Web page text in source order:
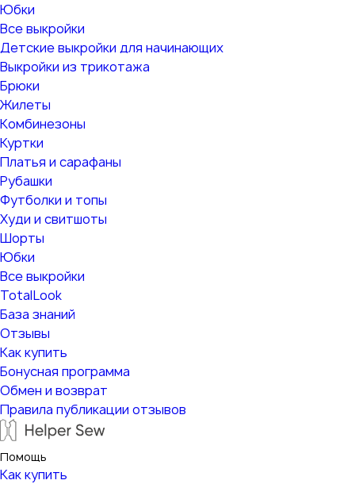
Юбки
Все выкройки
Детские выкройки для начинающих
Выкройки из трикотажа
Брюки
Жилеты
Комбинезоны
Куртки
Платья и сарафаны
Рубашки
Футболки и топы
Худи и свитшоты
Шорты
Юбки
Все выкройки
TotalLook
База знаний
Отзывы
Как купить
Бонусная программа
Обмен и возврат
Правила публикации отзывов
Помощь
Как купить